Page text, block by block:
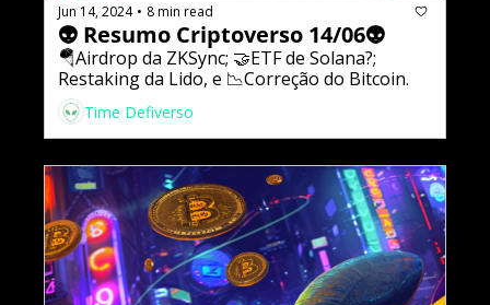
Jun 14, 2024 • 8 min read
👽 Resumo Criptoverso 14/06👽
🪂Airdrop da ZKSync; 🤝ETF de Solana?;
Restaking da Lido, e 📉Correção do Bitcoin.
Time Defiverso